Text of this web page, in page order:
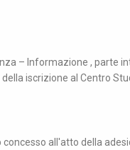
– Informazione , parte
iscrizione al Centro
all'atto della